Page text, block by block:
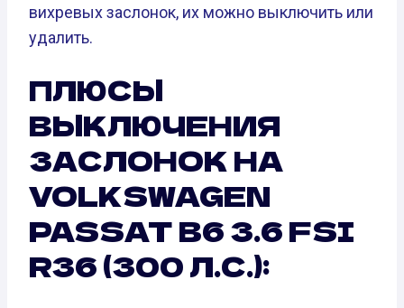
вихревых заслонок, их можно выключить или
удалить.
ПЛЮСЫ
ВЫКЛЮЧЕНИЯ
ЗАСЛОНОК НА
VOLKSWAGEN
PASSAT B6 3.6 FSI
R36 (300 Л.С.):